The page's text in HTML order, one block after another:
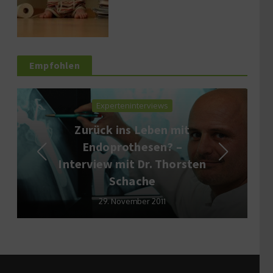
Empfohlen
Experteninterviews
Zurück ins Leben mit
Endoprothesen? –
Interview mit Dr. Thorsten
Schache
29. November 2011